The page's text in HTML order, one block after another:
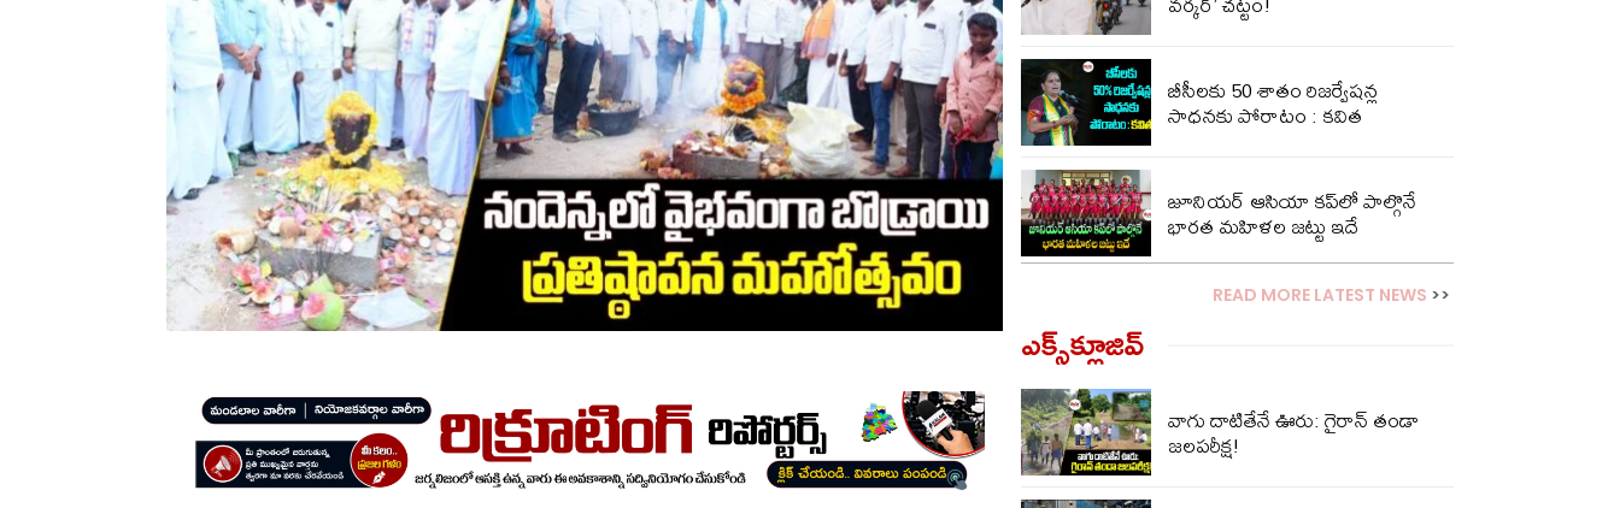
బీసీలకు 50 శాతం రిజర్వేషన్ల
సాధనకు పోరాటం : కవిత
జూనియర్ ఆసియా కప్‌లో పాల్గొనే
భారత మహిళల జట్టు ఇదే
READ MORE LATEST NEWS >>
ఎక్స్‌క్లూజివ్‌
వాగు దాటితేనే ఊరు: గైరాన్ తండా
జలపరీక్ష!